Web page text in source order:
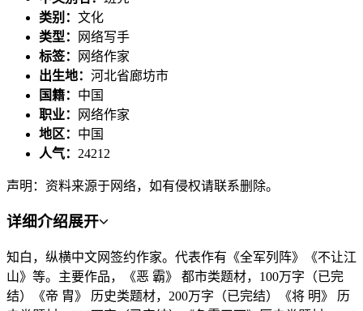
类别： 文化
类型：
网络写手
标签：
网络作家
出生地： 河北省廊坊市
国籍： 中国
职业：
网络作家
地区： 中国
人气： 24212
声明：资料来源于网络，如有侵权请联系删除。
详细介绍展开
知白，纵横中文网签约作家。代表作有《全军列阵》《不让江
山》等。主要作品，《恶 霸》 都市类题材，100万字（已完
结）《帝 胄》 历史类题材，200万字（已完结）《将 明》 历